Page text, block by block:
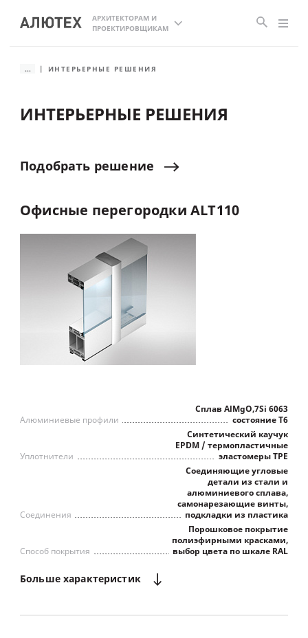
АРХИТЕКТОРАМ И
ПРОЕКТИРОВЩИКАМ
... ИНТЕРЬЕРНЫЕ РЕШЕНИЯ
ИНТЕРЬЕРНЫЕ РЕШЕНИЯ
Подобрать решение
Офисные перегородки ALT110
Сплав AlMgO,7Si 6063
состояние Т6
Алюминиевые профили
Синтетический каучук
EPDM / термопластичные
эластомеры TPE
Уплотнители
Соединяющие угловые
детали из стали и
алюминиевого сплава,
самонарезающие винты,
подкладки из пластика
Соединения
Порошковое покрытие
полиэфирными красками,
выбор цвета по шкале RAL
Способ покрытия
Большехарактеристик